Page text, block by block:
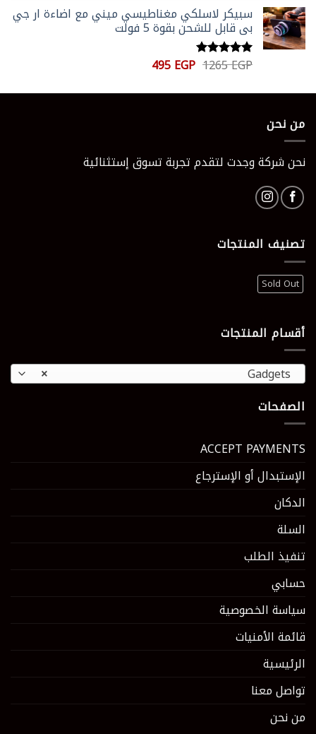
هو:
5500 EGP.
هو:
1470 EGP.
سبيكر لاسلكي مغناطيسي ميني مع اضاءة ار جي
بي قابل للشحن بقوة 5 فولت
تم التقييم
1265EGP السعر
هو:
495EGP السعر
هو:
من نحن
نحن شركة وجدت لتقدم تجربة تسوق إستثنائية
تصنيف المنتجات
Sold Out
أقسام المنتجات
Gadgets
الصفحات
ACCEPT PAYMENTS
الإستبدال أو الإسترجاع
الدكان
السلة
تنفيذ الطلب
حسابي
سياسة الخصوصية
قائمة الأمنيات
الرئيسية
تواصل معنا
من نحن